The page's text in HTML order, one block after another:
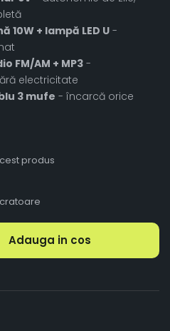
10W + lampă LED U -
FM/AM + MP3 -
electricitate
3 mufe - încarcă orice
produs
Adauga in cos